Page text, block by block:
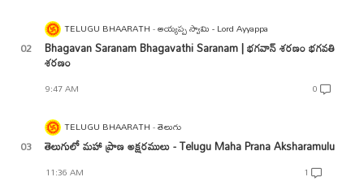
TELUGU BHAARATH అయ్యప్ప స్వామి - Lord Ayyappa
Bhagavan Saranam Bhagavathi Saranam | భగవాన్ శరణం భగవతి
శరణం
9:47 AM 0
TELUGU BHAARATH తెలుగు
తెలుగులో మహా ప్రాణ అక్షరములు - Telugu Maha Prana Aksharamulu
11:36 AM 1